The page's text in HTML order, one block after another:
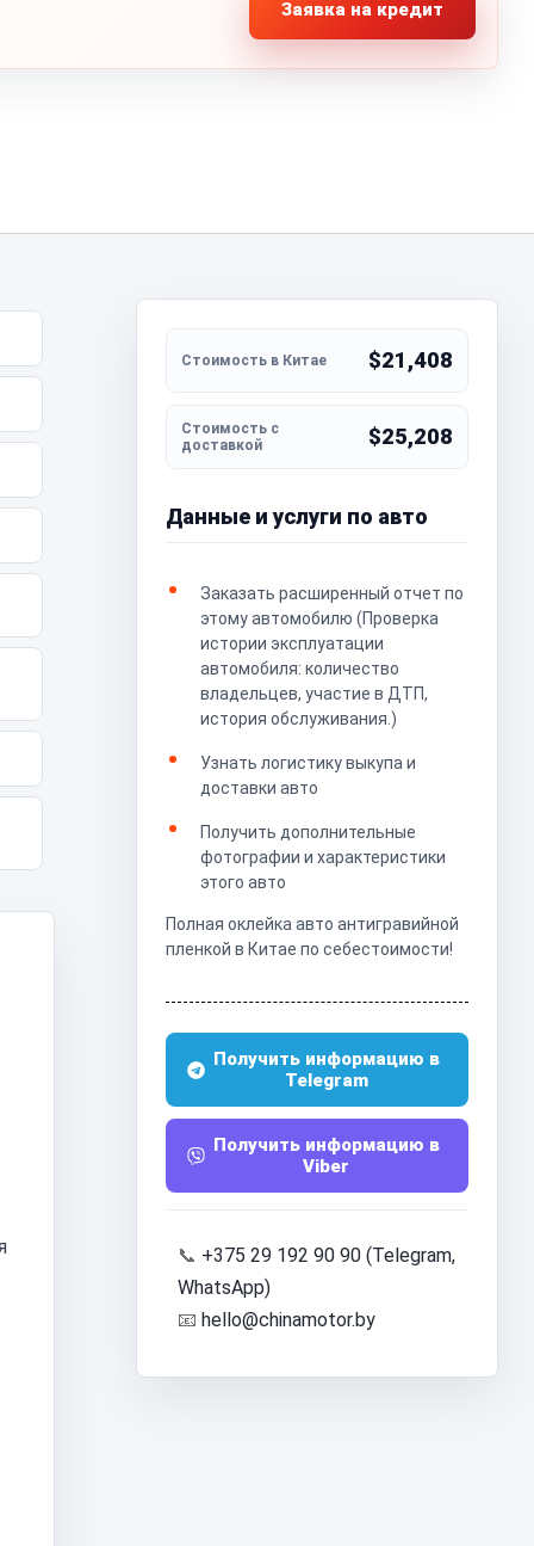
Заявка на кредит
$21,408
$25,208
Данные и услуги по авто
Заказать расширенный отчет по
этому автомобилю (Проверка
истории эксплуатации
автомобиля: количество
владельцев, участие в ДТП,
история обслуживания.)
Узнать логистику выкупа и
доставки авто
Получить дополнительные
фотографии и характеристики
этого авто
Полная оклейка авто антигравийной
пленкой в Китае по себестоимости!
Получить информацию в
Telegram
Получить информацию в
Viber
📞 +375 29 192 90 90 (Telegram,
WhatsApp)
📧 hello@chinamotor.by